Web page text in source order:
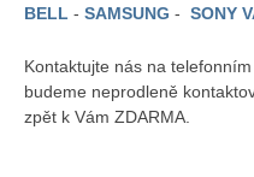
BELL - SAMSUNG - SONY
Kontaktujte nás na
budeme neprodleně
zpět k Vám ZDARMA.